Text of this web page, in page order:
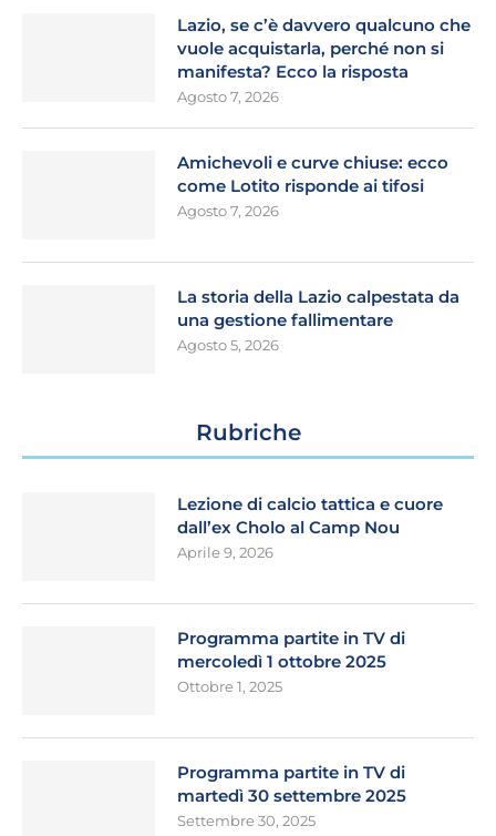
Lazio, se c’è davvero qualcuno che
vuole acquistarla, perché non si
manifesta? Ecco la risposta
Agosto 7, 2026
Amichevoli e curve chiuse: ecco
come Lotito risponde ai tifosi
Agosto 7, 2026
La storia della Lazio calpestata da
una gestione fallimentare
Agosto 5, 2026
Rubriche
Lezione di calcio tattica e cuore
dall’ex Cholo al Camp Nou
Aprile 9, 2026
Programma partite in TV di
mercoledì 1 ottobre 2025
Ottobre 1, 2025
Programma partite in TV di
martedì 30 settembre 2025
Settembre 30, 2025